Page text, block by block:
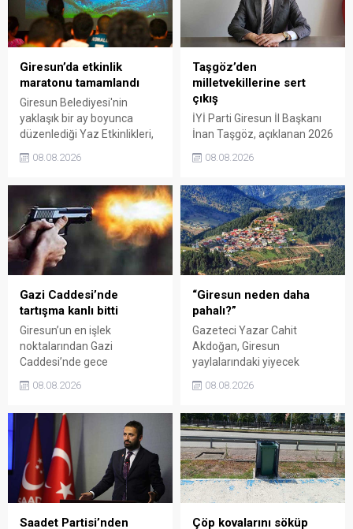
Giresun’da etkinlik
maratonu tamamlandı
Giresun Belediyesi'nin
yaklaşık bir ay boyunca
düzenlediği Yaz Etkinlikleri,
binlerce vatandaşı kültür,
sanat ve eğlenceyle
organizasyonun ardından
Kadın El Emeği Pazarı'nın
süresi de 16 Ağustos'a
kadar uzatıldı.
08.08.2026
Taşgöz’den
milletvekillerine sert
çıkış
İYİ Parti Giresun İl Başkanı
İnan Taşgöz, açıklanan 2026
yılı fındık alım fiyatı
üzerinden iktidar
eleştirdi. Taşgöz, üreticinin
emeğinin karşılığını
alamadığını savunarak,
Giresun milletvekillerini
sessiz kalmakla suçladı.
08.08.2026
Gazi Caddesi’nde
tartışma kanlı bitti
Giresun’un en işlek
noktalarından Gazi
Caddesi’nde gece
saatlerinde çıkan silahlı
kavgada A.E. ayağından
bölgede kısa süreli panik
yaşanırken polis geniş çaplı
soruşturma başlattı.
08.08.2026
“Giresun neden daha
pahalı?”
Gazeteci Yazar Cahit
Akdoğan, Giresun
yaylalarındaki yiyecek
fiyatlarının çevre illere göre
belirgin biçimde yüksek
Valiliği, Tarım ve Orman İl
Müdürlüğü ile ilgili kurumları
denetime çağırdı. Akdoğan,
yüzde 50’ye ulaşan fiyat
farklarının araştırılması
gerektiğini söyledi.
08.08.2026
Saadet Partisi’nden Çöp kovalarını söküp